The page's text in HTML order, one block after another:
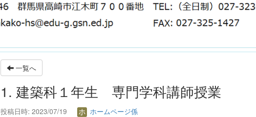
一覧へ
1. 建築科１年生 専門学科講師授業
投稿日時: 2023/07/19
ホームページ係